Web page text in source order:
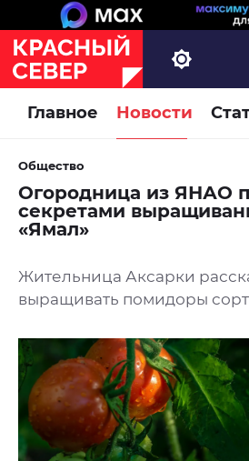
Главное Новости
Общество
Огородница из ЯНАО
секретами
«Ямал»
Жительница Аксарки
выращивать помидоры